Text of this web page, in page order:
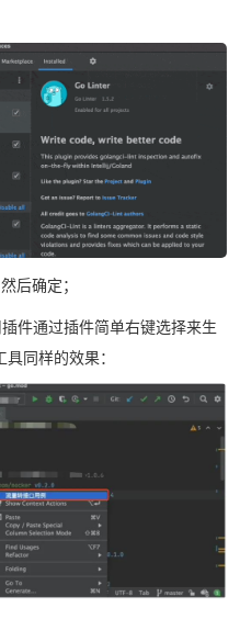
后确定；
件通过插件简单右键选择来生
同样的效果：